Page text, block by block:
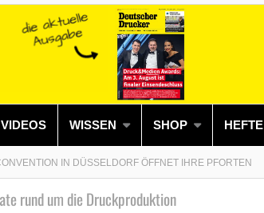
VIDEOS WISSEN SHOP HEFTE
IN DÜSSELDORF ÖFFNET IHRE PFORTEN
rund um die Druckproduktion